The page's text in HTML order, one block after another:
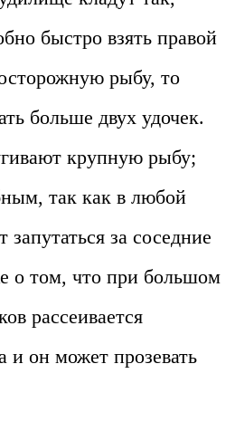
быстро взять правой
рыбу, то
больше двух удочек.
крупную рыбу;
так как в любой
за соседние
о том, что при большом
рассеивается
и он может прозевать